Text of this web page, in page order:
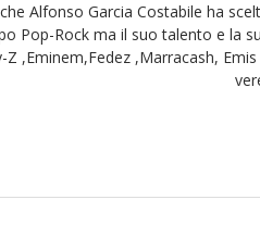
Alfonso Garcia Costabile ha
Pop-Rock ma il suo talento e la
Z ,Eminem,Fedez ,Marracash,